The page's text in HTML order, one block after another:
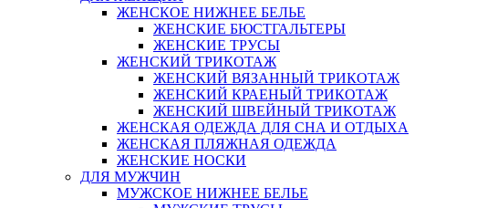
ЖЕНСКОЕ НИЖНЕЕ БЕЛЬЕ
ЖЕНСКИЕ БЮСТГАЛЬТЕРЫ
ЖЕНСКИЕ ТРУСЫ
ЖЕНСКИЙ ТРИКОТАЖ
ЖЕНСКИЙ ВЯЗАННЫЙ ТРИКОТАЖ
ЖЕНСКИЙ КРАЕНЫЙ ТРИКОТАЖ
ЖЕНСКИЙ ШВЕЙНЫЙ ТРИКОТАЖ
ЖЕНСКАЯ ОДЕЖДА ДЛЯ СНА И ОТДЫХА
ЖЕНСКАЯ ПЛЯЖНАЯ ОДЕЖДА
ЖЕНСКИЕ НОСКИ
ДЛЯ МУЖЧИН
МУЖСКОЕ НИЖНЕЕ БЕЛЬЕ